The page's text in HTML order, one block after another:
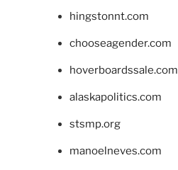
hingstonnt.com
chooseagender.com
hoverboardssale.com
alaskapolitics.com
stsmp.org
manoelneves.com